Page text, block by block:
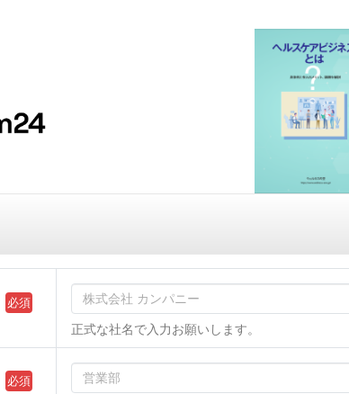
正式な社名で入力お願いします。